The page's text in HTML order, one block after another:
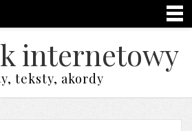
internetowy
teksty, akordy